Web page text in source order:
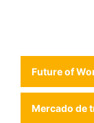
Future of
Mercado de